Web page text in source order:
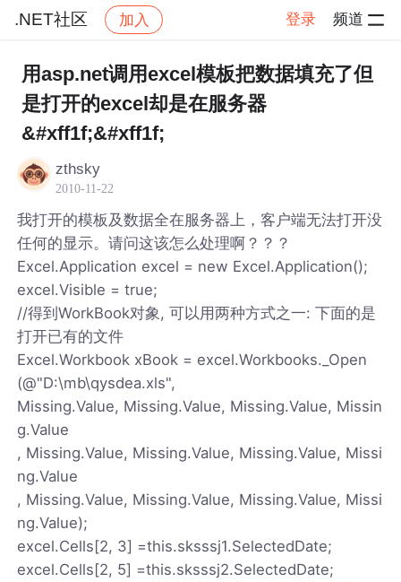
.NET社区 加入 登录 频道
社区 .NET社区 帖子详情
用asp.net调用excel模板把数据填充了但
是打开的excel却是在服务器
&#xff1f;&#xff1f;
zthsky
2010-11-22
我打开的模板及数据全在服务器上，客户端无法打开没
任何的显示。请问这该怎么处理啊？？？
Excel.Application excel = new Excel.Application();
excel.Visible = true;
//得到WorkBook对象, 可以用两种方式之一: 下面的是
打开已有的文件
Excel.Workbook xBook = excel.Workbooks._Open
(@"D:\mb\qysdea.xls",
Missing.Value, Missing.Value, Missing.Value, Missin
g.Value
, Missing.Value, Missing.Value, Missing.Value, Missi
ng.Value
, Missing.Value, Missing.Value, Missing.Value, Missi
ng.Value);
excel.Cells[2, 3] =this.sksssj1.SelectedDate;
excel.Cells[2, 5] =this.sksssj2.SelectedDate;